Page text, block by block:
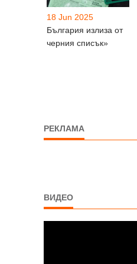
18 Jun 2025
България излиза от
черния списък»
РЕКЛАМА
ВИДЕО